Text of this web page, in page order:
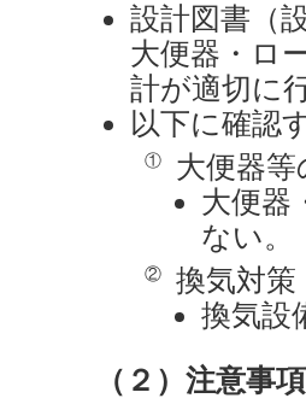
設計図書（
大便器・ロ
計が適切に
以下に確認
①
大便器
大便器
ない。
②
換気対策
換気設
（２）注意事